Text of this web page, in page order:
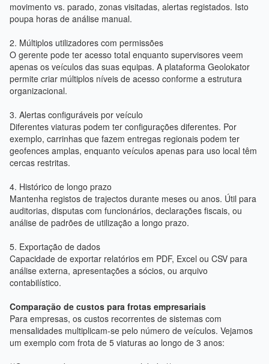
movimento vs. parado, zonas visitadas, alertas registados. Isto
poupa horas de análise manual.
2. Múltiplos utilizadores com permissões
O gerente pode ter acesso total enquanto supervisores veem
apenas os veículos das suas equipas. A plataforma Geolokator
permite criar múltiplos níveis de acesso conforme a estrutura
organizacional.
3. Alertas configuráveis por veículo
Diferentes viaturas podem ter configurações diferentes. Por
exemplo, carrinhas que fazem entregas regionais podem ter
geofences amplas, enquanto veículos apenas para uso local têm
cercas restritas.
4. Histórico de longo prazo
Mantenha registos de trajectos durante meses ou anos. Útil para
auditorias, disputas com funcionários, declarações fiscais, ou
análise de padrões de utilização a longo prazo.
5. Exportação de dados
Capacidade de exportar relatórios em PDF, Excel ou CSV para
análise externa, apresentações a sócios, ou arquivo
contabilístico.
Comparação de custos para frotas empresariais
Para empresas, os custos recorrentes de sistemas com
mensalidades multiplicam-se pelo número de veículos. Vejamos
um exemplo com frota de 5 viaturas ao longo de 3 anos: